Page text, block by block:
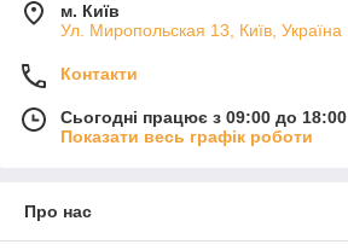
м. Київ
Ул. Миропольская 13, Київ, Україна
Контакти
Сьогодні працює з 09:00 до 18:00
Показати весь графік роботи
Про нас